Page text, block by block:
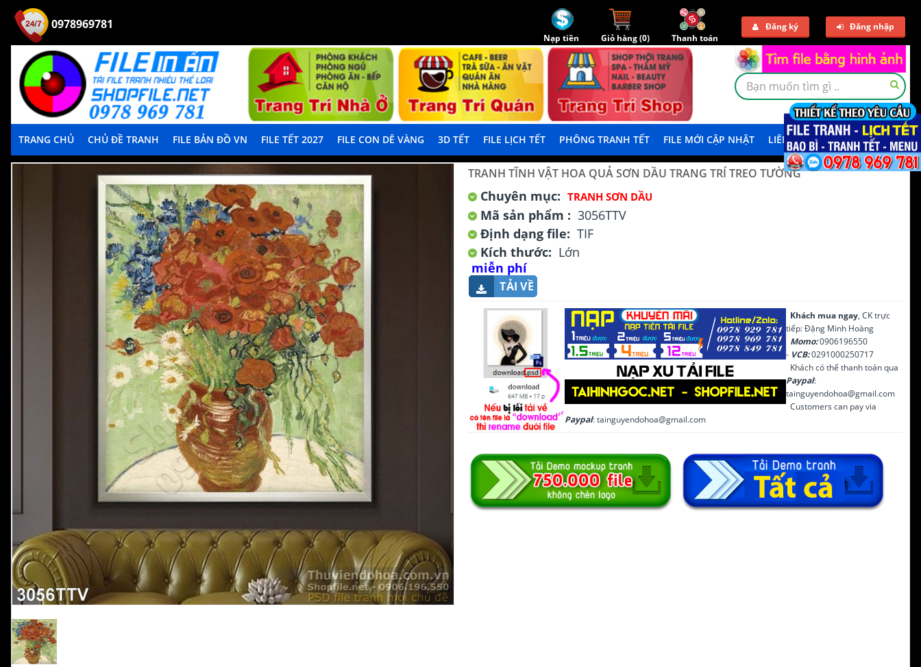
0978969781
Nạp tiền Giỏ hàng (0) Thanh toán
Đăng ký Đăng nhập
TRANG CHỦ CHỦ ĐỀ TRANH FILE BẢN ĐỒ VN FILE TẾT 2027 FILE CON DÊ VÀNG 3D TẾT FILE LỊCH TẾT PHÔNG TRANH TẾT FILE MỚI CẬP NHẬT LIÊN HỆ TẢI DEMO
TRANH TĨNH VẬT HOA QUẢ SƠN DẦU TRANG TRÍ TREO TƯỜNG
Chuyên mục: TRANH SƠN DẦU
Mã sản phẩm : 3056TTV
Định dạng file: TIF
Kích thước: Lớn
miễn phí
TẢI VỀ
Khách mua ngay, CK trực
tiếp: Đặng Minh Hoàng
Momo:0906196550
- VCB:0291000250717
Khách có thể thanh toán qua
Paypal:
tainguyendohoa@gmail.com
Customers can pay via
Paypal: tainguyendohoa@gmail.com